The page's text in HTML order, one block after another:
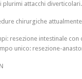
plurimi attacchi diverticolari.
chirurgiche
resezione intestinale
unico: resezione-